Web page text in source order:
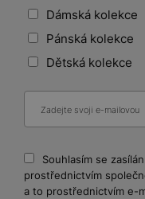
Dámská kolekce
Pánská kolekce
Dětská kolekce
Souhlasím se
prostřednictvím
a to prostřednictvím e-